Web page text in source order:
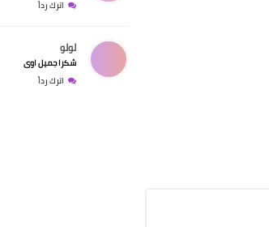
اترك رداً
لولو
شكرا جميل اوى
اترك رداً